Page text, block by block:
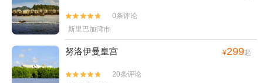


0条评论
斯里巴加湾市
努洛伊曼皇宫 ¥299起


20条评论